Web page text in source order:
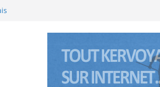
Anne à Pénerf